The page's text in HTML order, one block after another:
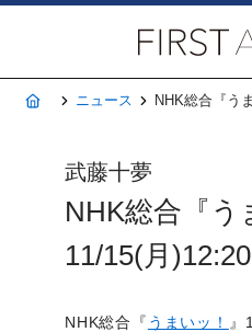
ホームニュース NHK総合『う
武藤十夢
NHK総合『う
11/15(月
NHK総合『 うまいッ！ 』